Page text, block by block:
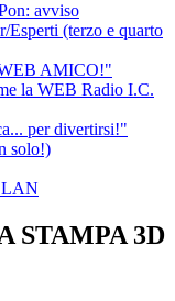
avviso
Esperti (terzo e quarto
AMICO!"
la WEB Radio I.C.
per divertirsi!"
solo!)
LAN
STAMPA 3D